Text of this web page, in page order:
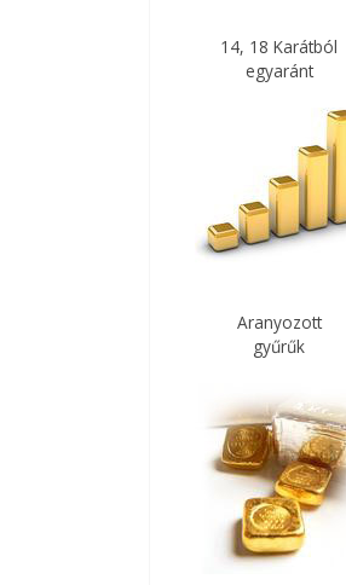
14, 18 Karátból
egyaránt
Aranyozott
gyűrűk